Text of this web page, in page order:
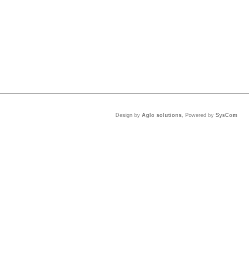
Design by Aglo solutions, Powered by SysCom